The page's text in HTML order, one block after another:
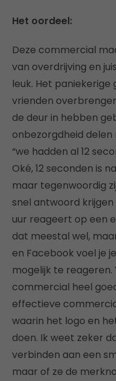
Het oordeel:
Deze commercial
van overdrijving en
leuk. Het
vrienden
de deur in hebben
onbezorgdheid
“we hadden al 12
Oké, 12 seconden is
maar tegenwoordig
snel antwoord krijgen
uur reageert op een
dat meestal wel,
en Facebook voel je
mogelijk te
commercial heel
effectieve
waarin het logo en
doen. Ik weet zeker
verbinden aan een
maar of ze de